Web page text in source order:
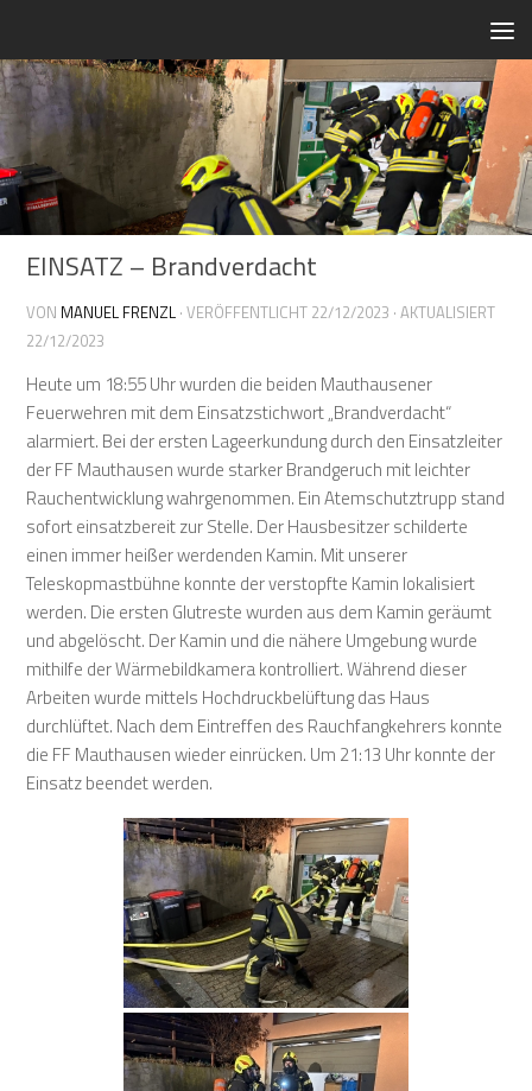
EINSATZ – Brandverdacht
VON MANUEL FRENZL · VERÖFFENTLICHT 22/12/2023 · AKTUALISIERT
22/12/2023
Heute um 18:55 Uhr wurden die beiden Mauthausener
Feuerwehren mit dem Einsatzstichwort „Brandverdacht“
alarmiert. Bei der ersten Lageerkundung durch den Einsatzleiter
der FF Mauthausen wurde starker Brandgeruch mit leichter
Rauchentwicklung wahrgenommen. Ein Atemschutztrupp stand
sofort einsatzbereit zur Stelle. Der Hausbesitzer schilderte
einen immer heißer werdenden Kamin. Mit unserer
Teleskopmastbühne konnte der verstopfte Kamin lokalisiert
werden. Die ersten Glutreste wurden aus dem Kamin geräumt
und abgelöscht. Der Kamin und die nähere Umgebung wurde
mithilfe der Wärmebildkamera kontrolliert. Während dieser
Arbeiten wurde mittels Hochdruckbelüftung das Haus
durchlüftet. Nach dem Eintreffen des Rauchfangkehrers konnte
die FF Mauthausen wieder einrücken. Um 21:13 Uhr konnte der
Einsatz beendet werden.